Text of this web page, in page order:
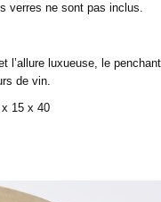
verres ne sont pas inclus.
l’allure luxueuse, le
de vin.
15 x 40